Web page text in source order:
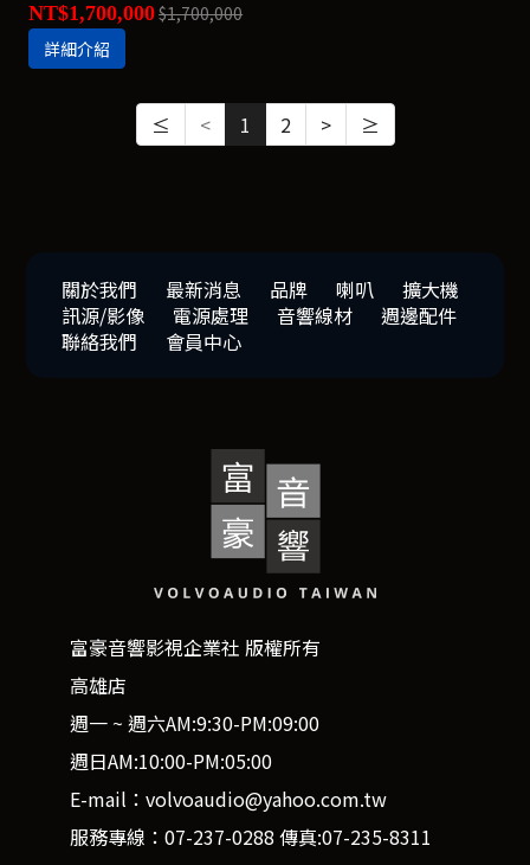
NT$1,700,000$1,700,000
詳細介紹
≤ < 1 2 > ≥
關於我們 最新消息 品牌 喇叭
擴大機
訊源/影像
電源處理 音響線材
週邊配件
聯絡我們
會員中心
富豪音響影視企業社 版權所有
高雄店
週一 ~ 週六AM:9:30-PM:09:00
週日AM:10:00-PM:05:00
E-mail：volvoaudio@yahoo.com.tw
服務專線：07-237-0288 傳真:07-235-8311